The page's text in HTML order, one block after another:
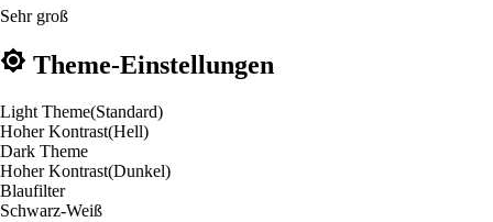
Sehr groß
Theme-Einstellungen
Light Theme(Standard)
Hoher Kontrast(Hell)
Dark Theme
Hoher Kontrast(Dunkel)
Blaufilter
Schwarz-Weiß